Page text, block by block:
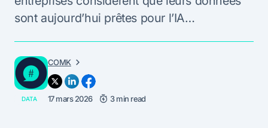
sont aujourd’hui prêtes pour l’IA…
COMK
DATA 17 mars 2026 3 min read